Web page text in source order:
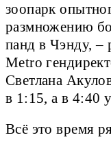
зоопарк
размножению
панд в Чэнду, –
Metro
Светлана
в 1:15, а в 4:40
Всё это время